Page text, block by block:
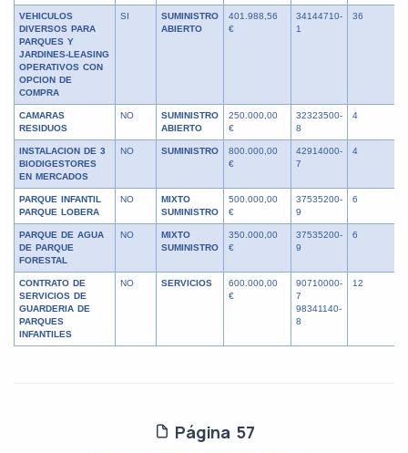
VEHICULOS
DIVERSOS PARA
PARQUES Y
JARDINES-LEASING
OPERATIVOS CON
OPCION DE
COMPRA
SI
SUMINISTRO
ABIERTO
401.988,56
€
34144710-
1
36
CAMARAS
RESIDUOS
NO
SUMINISTRO
ABIERTO
250.000,00
€
32323500-
8
4
INSTALACION DE 3
BIODIGESTORES
EN MERCADOS
NO SUMINISTRO
800.000,00
€
42914000-
7
4
PARQUE INFANTIL
PARQUE LOBERA
NO
MIXTO
SUMINISTRO
500.000,00
€
37535200-
9
6
PARQUE DE AGUA
DE PARQUE
FORESTAL
NO
MIXTO
SUMINISTRO
350.000,00
€
37535200-
9
6
CONTRATO DE
SERVICIOS DE
GUARDERIA DE
PARQUES
INFANTILES
NO SERVICIOS
600.000,00
€
90710000-
7
98341140-
8
12
Página 57